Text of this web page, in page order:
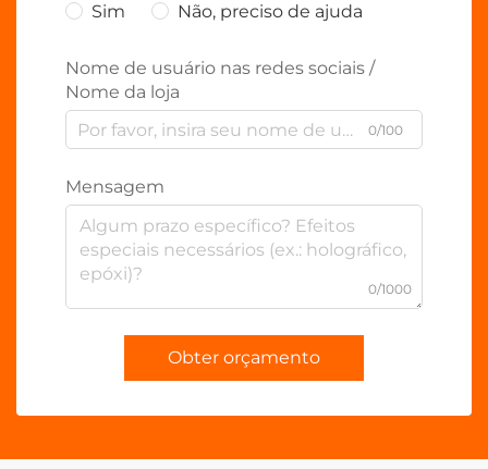
Sim Não, preciso de ajuda
Nome de usuário nas redes sociais /
Nome da loja
0/100
Mensagem
0/1000
Obter orçamento